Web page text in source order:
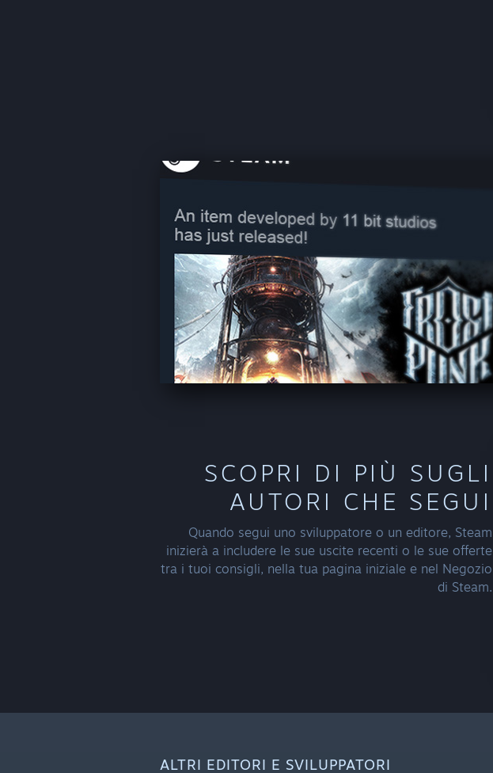
SCOPRI DI PIÙ SUGLI
AUTORI CHE SEGUI
Quando segui uno sviluppatore o un editore, Steam
inizierà a includere le sue uscite recenti o le sue offerte
tra i tuoi consigli, nella tua pagina iniziale e nel Negozio
di Steam.
ALTRI EDITORI E SVILUPPATORI